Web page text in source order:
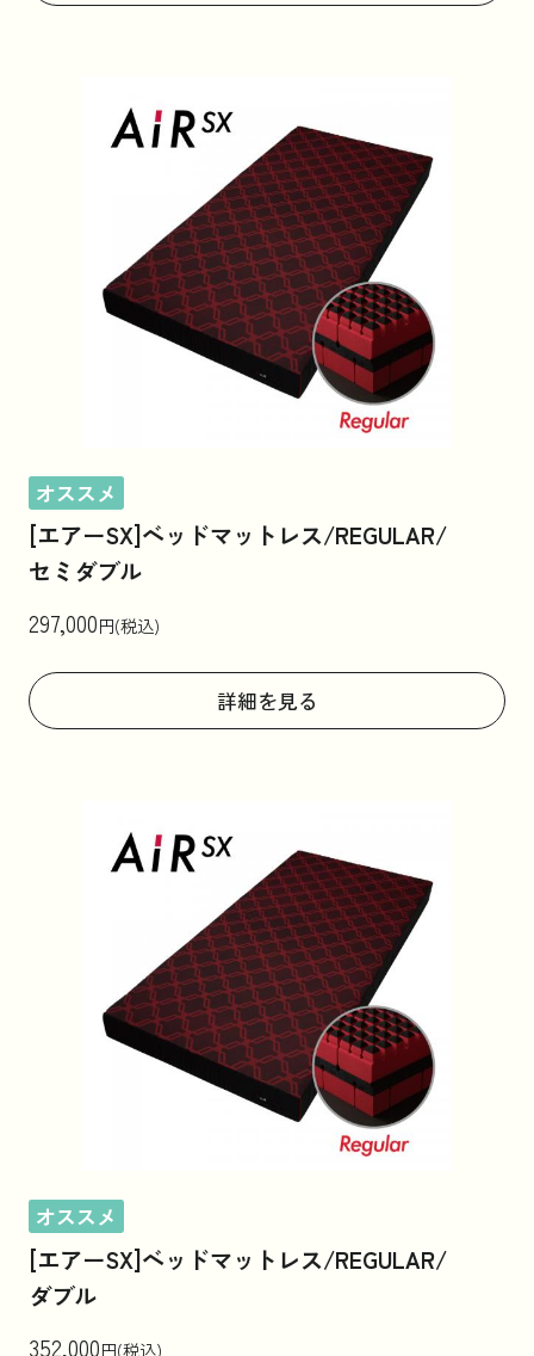
オススメ
[エアーSX]ベッドマットレス/REGULAR/
セミダブル
297,000円(税込)
詳細を見る
オススメ
[エアーSX]ベッドマットレス/REGULAR/
ダブル
352,000円(税込)